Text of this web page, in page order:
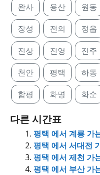
완사 용산 원동
장성 전의 정읍
진상 진영 진주
천안 평택 하동
함평 화명 화순
다른 시간표
평택 에서 계룡 가
평택 에서 서대전
평택 에서 제천 가
평택 에서 부산 가